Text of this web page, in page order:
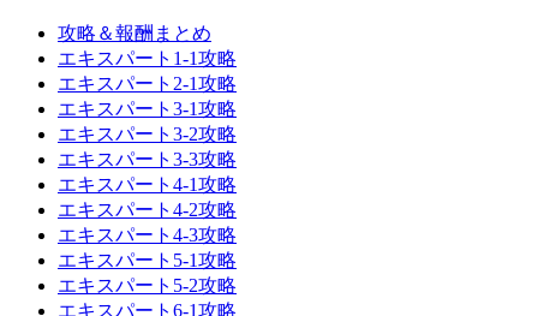
攻略＆報酬まとめ
エキスパート1-1攻略
エキスパート2-1攻略
エキスパート3-1攻略
エキスパート3-2攻略
エキスパート3-3攻略
エキスパート4-1攻略
エキスパート4-2攻略
エキスパート4-3攻略
エキスパート5-1攻略
エキスパート5-2攻略
エキスパート6-1攻略